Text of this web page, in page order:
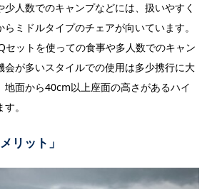
少人数でのキャンプなどには、扱いやすく
ミドルタイプのチェアが向いています。
セットを使っての食事や多人数でのキャン
会が多いスタイルでの使用は多少携行に大
地面から40cm以上座面の高さがあるハイ
。
リット」